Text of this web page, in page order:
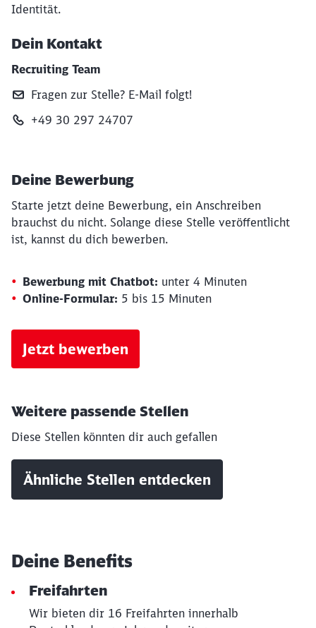
Identität.
Dein Kontakt
Recruiting Team
Fragen zur Stelle? E‑Mail folgt!
+49 30 297 24707
Deine Bewerbung
Starte jetzt deine Bewerbung, ein Anschreiben
brauchst du nicht. Solange diese Stelle veröffentlicht
ist, kannst du dich bewerben.
Bewerbung mit Chatbot: unter 4 Minuten
Online-Formular: 5 bis 15 Minuten
Jetzt bewerben
Weitere passende Stellen
Diese Stellen könnten dir auch gefallen
Ähnliche Stellen entdecken
Deine Benefits
Freifahrten
Wir bieten dir 16 Freifahrten innerhalb